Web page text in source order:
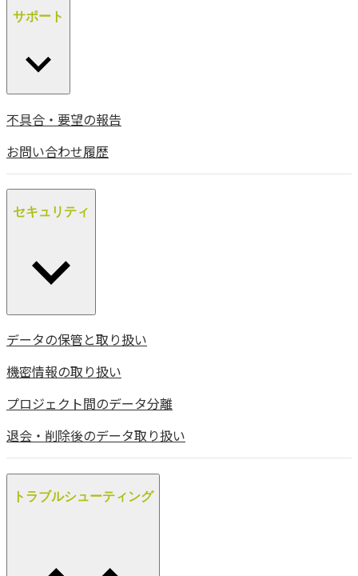
サポート
不具合・要望の報告
お問い合わせ履歴
セキュリティ
データの保管と取り扱い
機密情報の取り扱い
プロジェクト間のデータ分離
退会・削除後のデータ取り扱い
トラブルシューティング